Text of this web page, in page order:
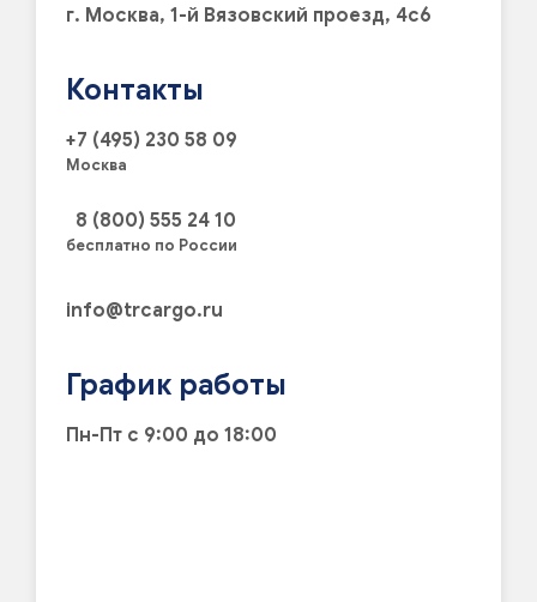
г. Москва, 1-й Вязовский проезд, 4с6
Контакты
+7 (495) 230 58 09
Москва
8 (800) 555 24 10
бесплатно по России
info@trcargo.ru
График работы
Пн-Пт с 9:00 до 18:00